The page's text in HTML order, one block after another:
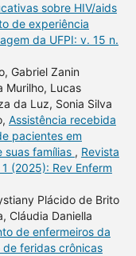
sobre HIV/aids
de experiência
da UFPI: v. 15 n.
Gabriel Zanin
Murilho, Lucas
da Luz, Sonia Silva
Assistência recebida
pacientes em
suas famílias , Revista
(2025): Rev Enferm
Plácido de Brito
Cláudia Daniella
de enfermeiros da
feridas crônicas